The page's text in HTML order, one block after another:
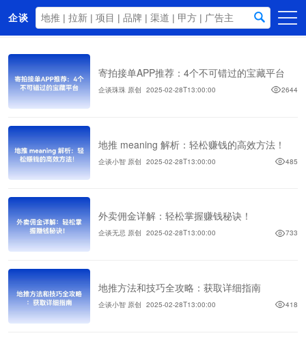
企谈
商务资源
资讯动态
关于我们
寄拍接单APP推荐：4个不可错过的宝藏平台
企谈珠珠 原创 2025-02-28T13:00:00 2644
地推 meaning 解析：轻松赚钱的高效方法！
企谈小智 原创 2025-02-28T13:00:00 485
外卖佣金详解：轻松掌握赚钱秘诀！
企谈无忌 原创 2025-02-28T13:00:00 733
地推方法和技巧全攻略：获取详细指南
企谈小智 原创 2025-02-28T13:00:00 418